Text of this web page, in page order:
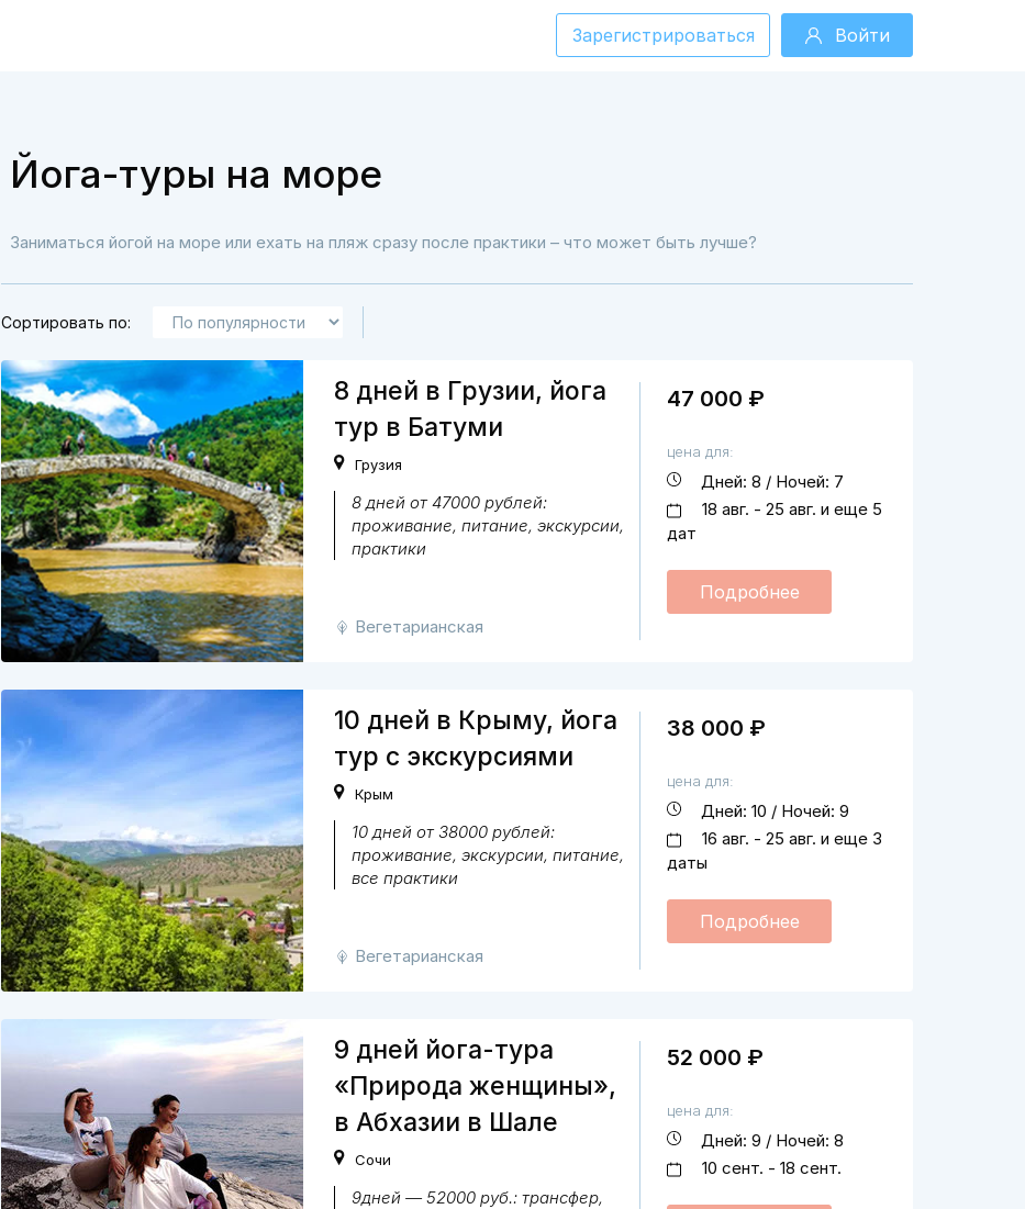
Зарегистрироваться Войти
Йога-туры на море
Заниматься йогой на море или ехать на пляж сразу после практики – что может быть лучше?
Сортировать по:
8 дней в Грузии, йога
тур в Батуми
Грузия
8 дней от 47000 рублей:
проживание, питание, экскурсии,
практики
Вегетарианская
47 000 ₽
цена для:
Дней: 8 / Ночей: 7
18 авг. - 25 авг. и еще 5
дат
Подробнее
10 дней в Крыму, йога
тур с экскурсиями
Крым
10 дней от 38000 рублей:
проживание, экскурсии, питание,
все практики
Вегетарианская
38 000 ₽
цена для:
Дней: 10 / Ночей: 9
16 авг. - 25 авг. и еще 3
даты
Подробнее
9 дней йога-тура
«Природа женщины»,
в Абхазии в Шале
Сочи
9дней — 52000 руб.: трансфер,
52 000 ₽
цена для:
Дней: 9 / Ночей: 8
10 сент. - 18 сент.